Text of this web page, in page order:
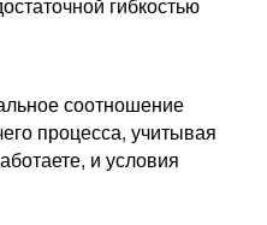
соотношение
процесса, учитывая
и условия